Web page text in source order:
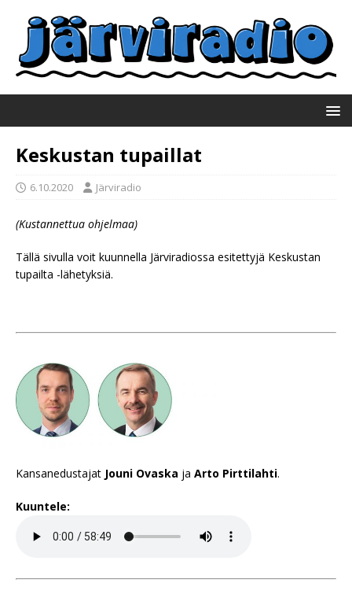
Keskustan tupaillat
6.10.2020 Järviradio
(Kustannettua ohjelmaa)
Tällä sivulla voit kuunnella Järviradiossa esitettyjä Keskustan
tupailta -lähetyksiä.
Kansanedustajat Jouni Ovaska ja Arto Pirttilahti.
Kuuntele: